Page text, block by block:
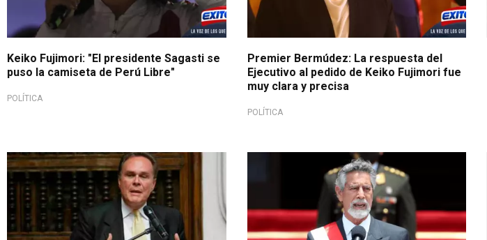
Keiko Fujimori: "El presidente Sagasti se
puso la camiseta de Perú Libre"
POLÍTICA
Premier Bermúdez: La respuesta del
Ejecutivo al pedido de Keiko Fujimori fue
muy clara y precisa
POLÍTICA